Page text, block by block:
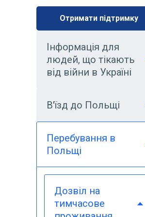
Отримати підтримку
Інформація для
людей, що тікають
від війни в Україні
В'їзд до Польщі
Перебування в
Польщі
Дозвіл на
тимчасове